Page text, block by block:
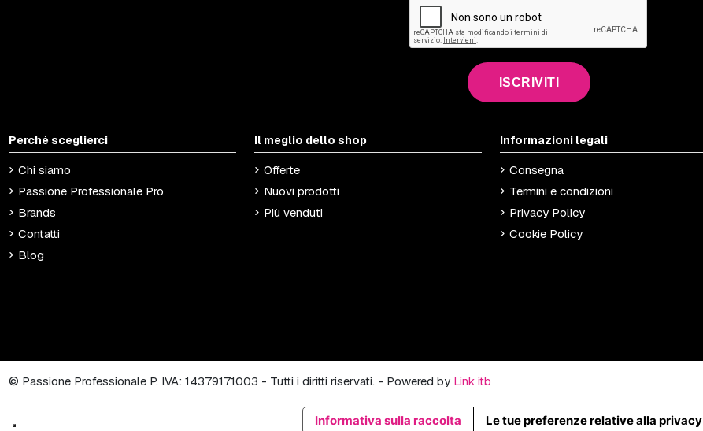
ISCRIVITI
Perché sceglierci
Chi siamo
Passione Professionale Pro
Brands
Contatti
Blog
Il meglio dello shop
Offerte
Nuovi prodotti
Più venduti
Informazioni legali
Consegna
Termini e condizioni
Privacy Policy
Cookie Policy
© Passione Professionale P. IVA: 14379171003 - Tutti i diritti riservati. - Powered by Link itb
Informativa sulla raccolta Le tue preferenze relative alla privacy